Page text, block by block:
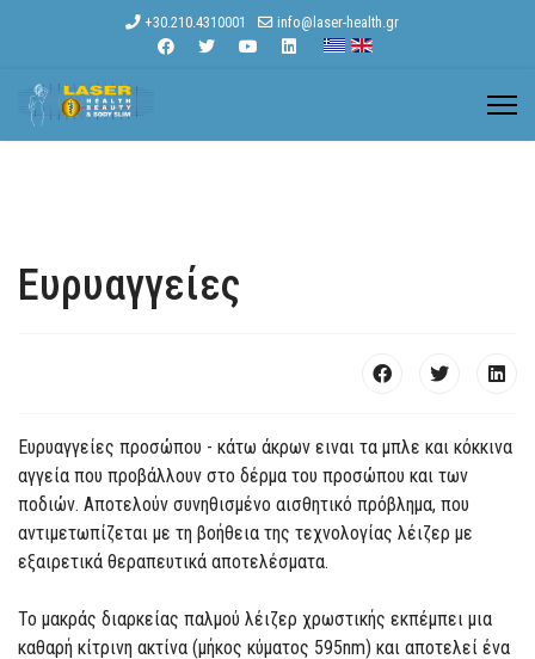
+30.210.4310001 info@laser-health.gr
Ευρυαγγείες
Ευρυαγγείες προσώπου - κάτω άκρων ειναι τα μπλε και κόκκινα
αγγεία που προβάλλουν στο δέρμα του προσώπου και των
ποδιών. Αποτελούν συνηθισμένο αισθητικό πρόβλημα, που
αντιμετωπίζεται με τη βοήθεια της τεχνολογίας λέιζερ με
εξαιρετικά θεραπευτικά αποτελέσματα.
Το μακράς διαρκείας παλμού λέιζερ χρωστικής εκπέμπει μια
καθαρή κίτρινη ακτίνα (μήκος κύματος 595nm) και αποτελεί ένα